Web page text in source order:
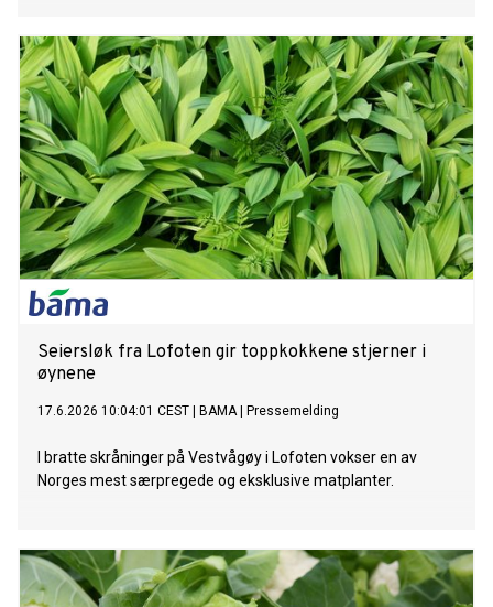
Seiersløk fra Lofoten gir toppkokkene stjerner i
øynene
17.6.2026 10:04:01 CEST BAMA| Pressemelding
I bratte skråninger på Vestvågøy i Lofoten vokser en av
Norges mest særpregede og eksklusive matplanter.